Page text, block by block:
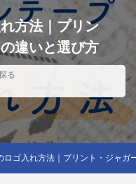
方法｜プリン
違いと選び方
る
ロゴ入れ方法｜プリント・ジャガ